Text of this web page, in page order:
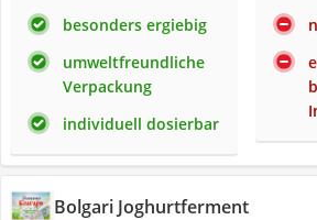
besonders ergiebig
umweltfreundliche
Verpackung
individuell dosierbar
Bolgari Joghurtferment